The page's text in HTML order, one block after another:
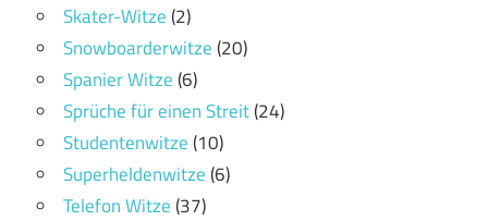
Skater-Witze(2)
Snowboarderwitze(20)
Spanier Witze(6)
Sprüche für einen Streit(24)
Studentenwitze(10)
Superheldenwitze(6)
Telefon Witze(37)